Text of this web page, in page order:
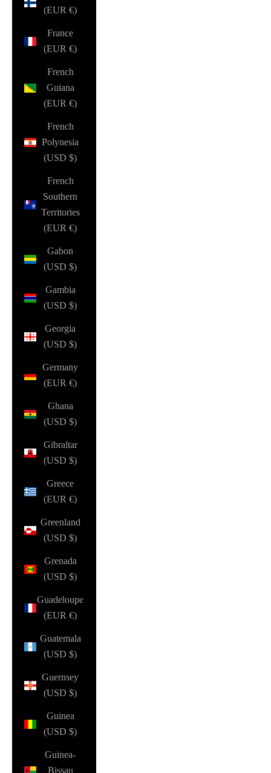
(EUR €)
France
(EUR €)
French
Guiana
(EUR €)
French
Polynesia
(USD $)
French
Southern
Territories
(EUR €)
Gabon
(USD $)
Gambia
(USD $)
Georgia
(USD $)
Germany
(EUR €)
Ghana
(USD $)
Gibraltar
(USD $)
Greece
(EUR €)
Greenland
(USD $)
Grenada
(USD $)
Guadeloupe
(EUR €)
Guatemala
(USD $)
Guernsey
(USD $)
Guinea
(USD $)
Guinea-
Bissau